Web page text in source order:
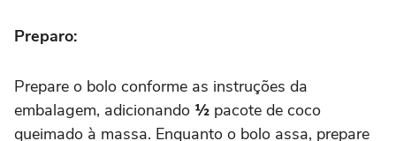
Preparo:
Prepare o bolo conforme as instruções da
embalagem, adicionando ½ pacote de coco
queimado à massa. Enquanto o bolo assa, prepare